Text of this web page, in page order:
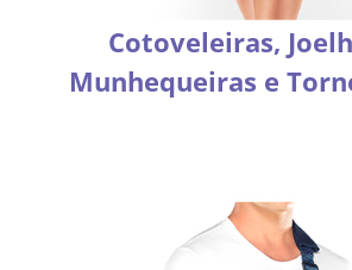
Cotoveleiras,
Munhequeiras e